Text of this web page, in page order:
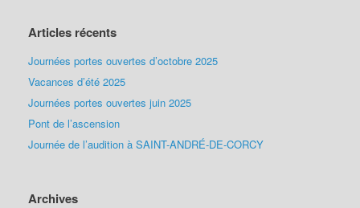
Articles récents
Journées portes ouvertes d’octobre 2025
Vacances d’été 2025
Journées portes ouvertes juin 2025
Pont de l’ascension
Journée de l’audition à SAINT-ANDRÉ-DE-CORCY
Archives